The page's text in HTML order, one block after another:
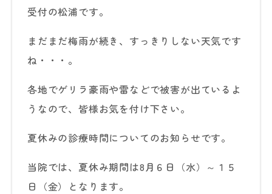
受付の松浦です。
まだまだ梅雨が続き、すっきりしない天気です
ね・・・。
各地でゲリラ豪雨や雷などで被害が出ているよ
うなので、皆様お気を付け下さい。
夏休みの診療時間についてのお知らせです。
当院では、夏休み期間は8月６日（水）～１５
日（金）となります。